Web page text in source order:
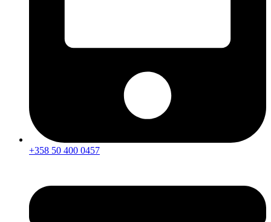
+358 50 400 0457